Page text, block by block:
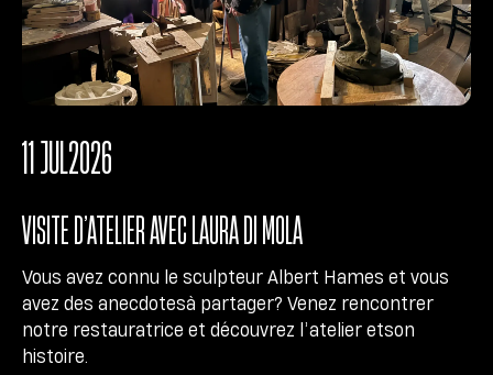
VISITE D’ATELIER AVEC LAURA DI MOLA
Vous avez connu le sculpteur Albert Hames et vous
avez des anecdotesà partager? Venez rencontrer
notre restauratrice et découvrez l’atelier etson
histoire.
11 JUL2026